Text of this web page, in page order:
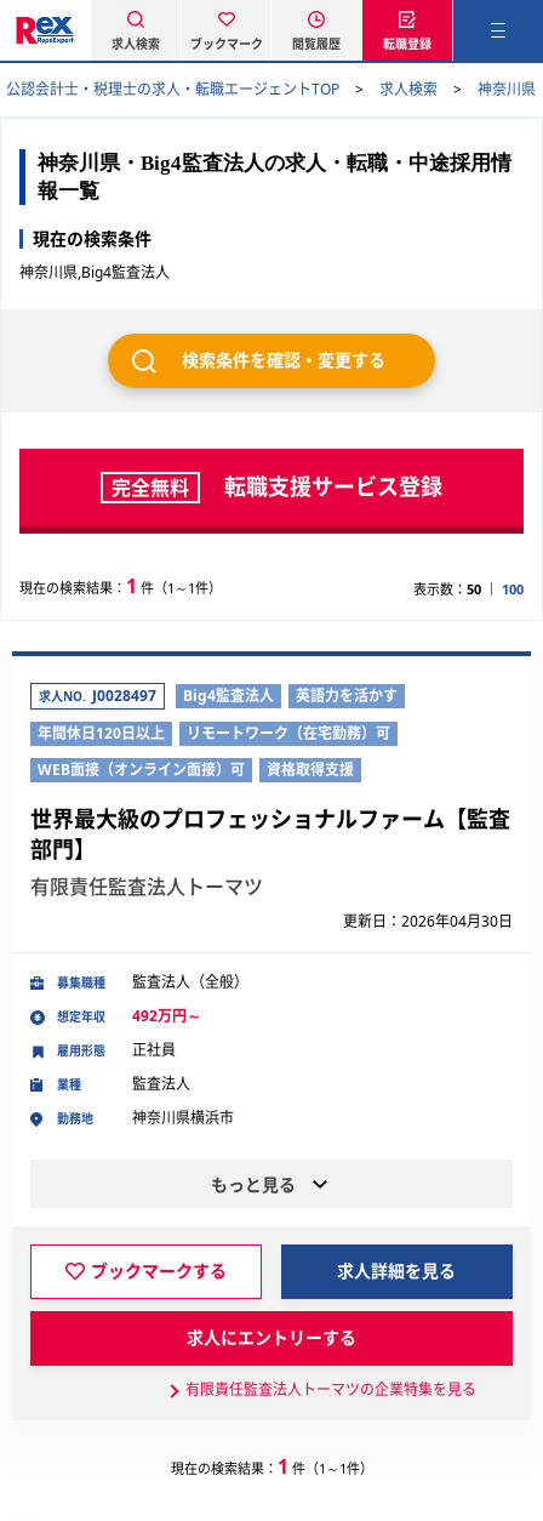
求人検索 ブックマーク 閲覧履歴 転職登録
公認会計士・税理士の求人・転職エージェントTOP 求人検索 神奈川県
神奈川県・Big4監査法人の求人・転職・中途採用情
報一覧
現在の検索条件
神奈川県,Big4監査法人
検索条件を確認・変更する
完全無料 転職支援サービス登録
現在の検索結果： 1 件（1～1件） 表示数： 50 100
求人NO. J0028497 Big4監査法人
英語力を活かす
年間休日120日以上
リモートワーク（在宅勤務）可
WEB面接（オンライン面接）可
資格取得支援
世界最大級のプロフェッショナルファーム【監査
部門】
有限責任監査法人トーマツ
更新日：2026年04月30日
募集職種 監査法人（全般）
想定年収 492万円～
業種 監査法人
勤務地 神奈川県横浜市
雇用形態 正社員
もっと見る
ブックマークする 求人詳細を見る
求人にエントリーする
有限責任監査法人トーマツの企業特集を見る
現在の検索結果： 1 件（1～1件）